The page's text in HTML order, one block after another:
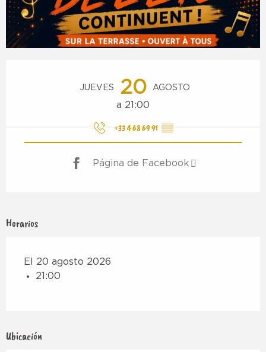
JUEVES 20 AGOSTO
a 21:00
+33 4 68 69 91 ▒▒
Página de Facebook
Horarios
El 20 agosto 2026
21:00
Ubicación